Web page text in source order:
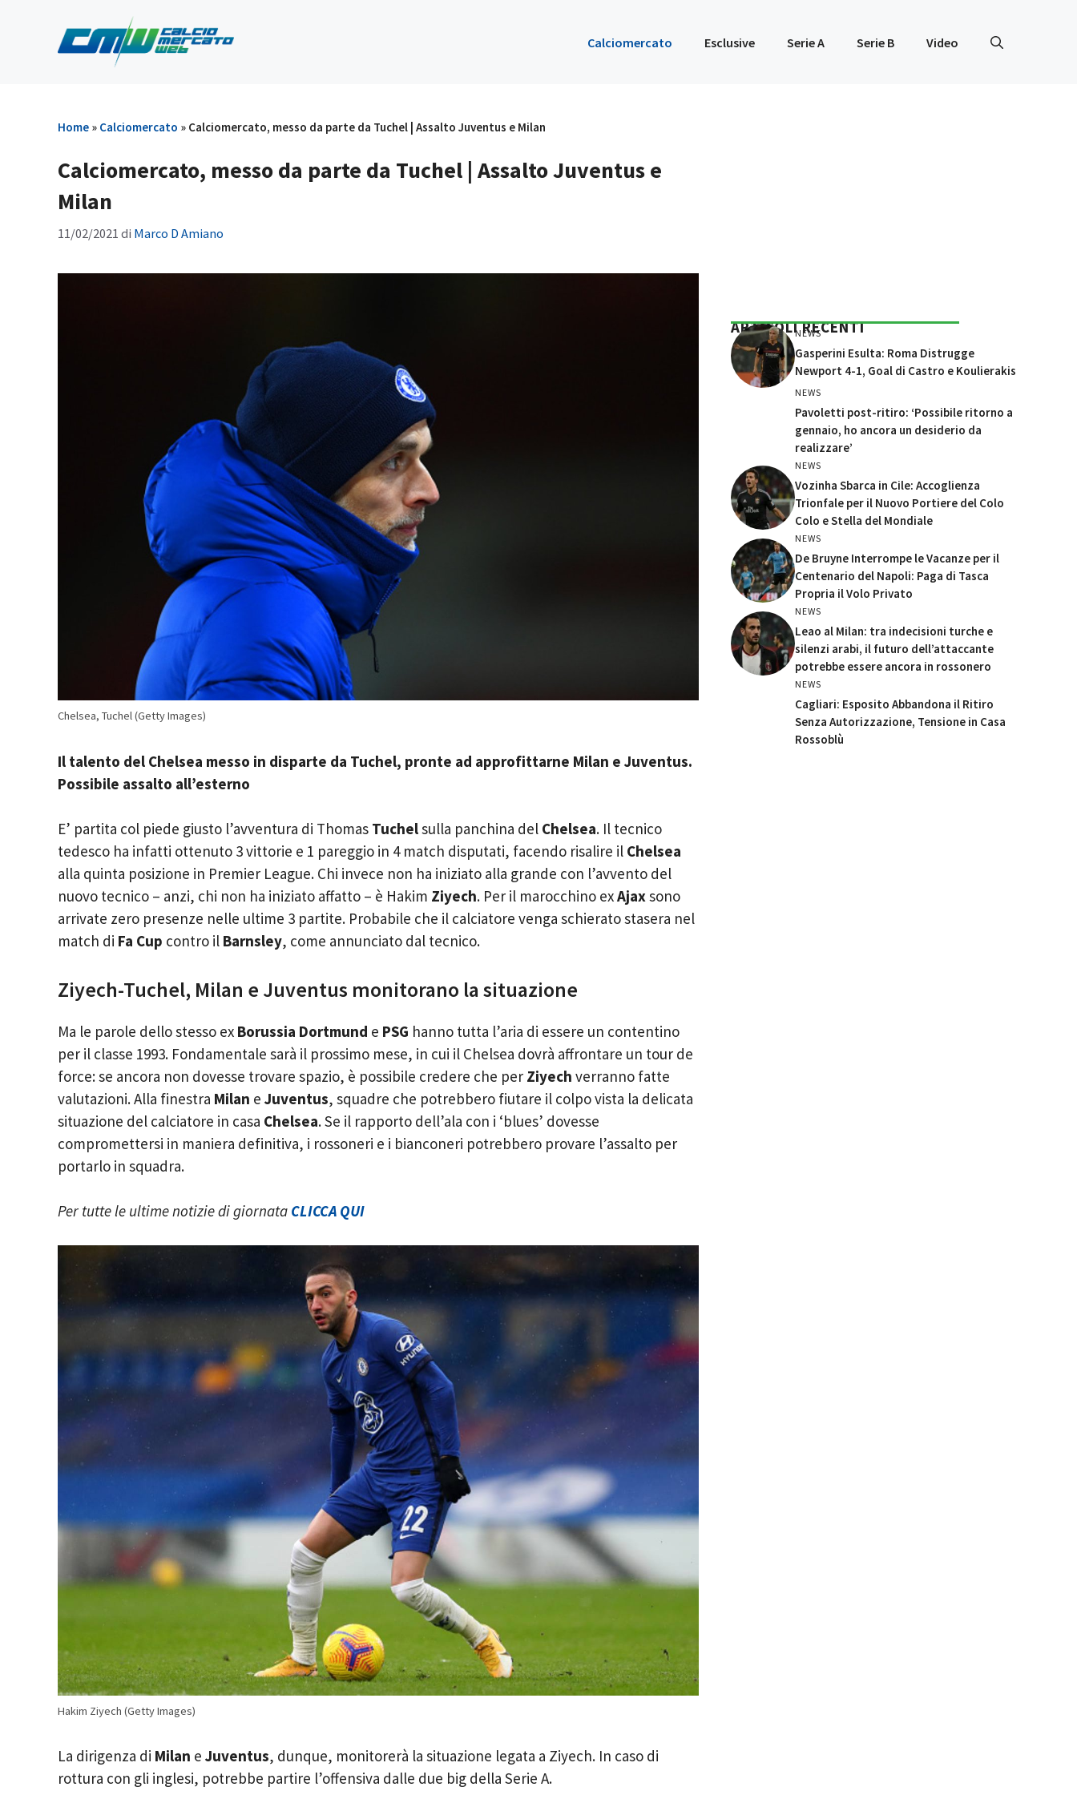
contenuto
Calciomercato Esclusive Serie A Serie B Video
Home » Calciomercato » Calciomercato, messo da parte da Tuchel | Assalto Juventus e Milan
Calciomercato, messo da parte da Tuchel | Assalto Juventus e
Milan
11/02/2021 di Marco D Amiano
Chelsea, Tuchel (Getty Images)
Il talento del Chelsea messo in disparte da Tuchel, pronte ad approfittarne Milan e Juventus.
Possibile assalto all’esterno
E’ partita col piede giusto l’avventura di Thomas Tuchelsulla panchina del Chelsea. Il tecnico
tedesco ha infatti ottenuto 3 vittorie e 1 pareggio in 4 match disputati, facendo risalire il Chelsea
alla quinta posizione in Premier League. Chi invece non ha iniziato alla grande con l’avvento del
nuovo tecnico – anzi, chi non ha iniziato affatto – è Hakim Ziyech. Per il marocchino exAjaxsono
arrivate zero presenze nelle ultime 3 partite. Probabile che il calciatore venga schierato stasera nel
match di Fa Cup contro il Barnsley, come annunciato dal tecnico.
Ziyech-Tuchel, Milan e Juventus monitorano la situazione
Ma le parole dello stesso ex Borussia Dortmund e PSG hanno tutta l’aria di essere un contentino
per il classe 1993. Fondamentale sarà il prossimo mese, in cui il Chelsea dovrà affrontare un tour de
force: se ancora non dovesse trovare spazio, è possibile credere che per Ziyech verranno fatte
valutazioni. Alla finestra Milan e Juventus, squadre che potrebbero fiutare il colpo vista la delicata
situazione del calciatore in casa Chelsea. Se il rapporto dell’ala con i ‘blues’ dovesse
compromettersi in maniera definitiva, i rossoneri e i bianconeri potrebbero provare l’assalto per
portarlo in squadra.
Per tutte le ultime notizie di giornata CLICCA QUI
Hakim Ziyech (Getty Images)
La dirigenza di Milan e Juventus, dunque, monitorerà la situazione legata a Ziyech. In caso di
rottura con gli inglesi, potrebbe partire l’offensiva dalle due big della Serie A.
ARTICOLI RECENTI
NEWS
Gasperini Esulta: Roma Distrugge
Newport 4-1, Goal di Castro e Koulierakis
NEWS
Pavoletti post-ritiro: ‘Possibile ritorno a
gennaio, ho ancora un desiderio da
realizzare’
NEWS
Vozinha Sbarca in Cile: Accoglienza
Trionfale per il Nuovo Portiere del Colo
Colo e Stella del Mondiale
NEWS
De Bruyne Interrompe le Vacanze per il
Centenario del Napoli: Paga di Tasca
Propria il Volo Privato
NEWS
Leao al Milan: tra indecisioni turche e
silenzi arabi, il futuro dell’attaccante
potrebbe essere ancora in rossonero
NEWS
Cagliari: Esposito Abbandona il Ritiro
Senza Autorizzazione, Tensione in Casa
Rossoblù